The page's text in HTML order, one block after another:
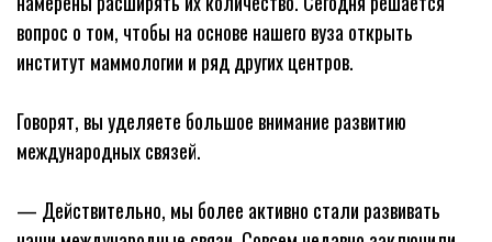
вопрос о том, чтобы на основе нашего вуза открыть
институт маммологии и ряд других центров.
Говорят, вы уделяете большое внимание развитию
международных связей.
— Действительно, мы более активно стали развивать